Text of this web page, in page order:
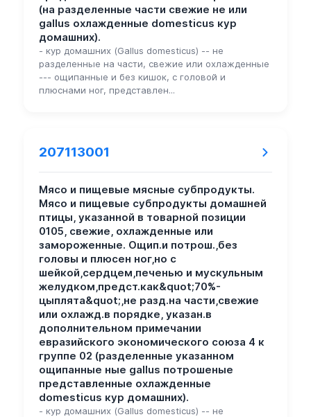
(на разделенные части свежие не или
gallus охлажденные domesticus кур
домашних).
- кур домашних (Gallus domesticus) -- не
разделенные на части, свежие или охлажденные
--- ощипанные и без кишок, с головой и
плюснами ног, представлен...
207113001
Мясо и пищевые мясные субпродукты.
Мясо и пищевые субпродукты домашней
птицы, указанной в товарной позиции
0105, свежие, охлажденные или
замороженные. Ощип.и потрош.,без
головы и плюсен ног,но с
шейкой,сердцем,печенью и мускульным
желудком,предст.как&quot;70%-
цыплята&quot;,не разд.на части,свежие
или охлажд.в порядке, указан.в
дополнительном примечании
евразийского экономического союза 4 к
группе 02 (разделенные указанном
ощипанные ные gallus потрошеные
представленные охлажденные
domesticus кур домашних).
- кур домашних (Gallus domesticus) -- не